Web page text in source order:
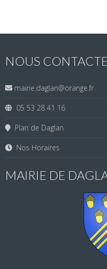
NOUS
mairie.daglan@orange.fr
05 53 28 41 16
Plan de Daglan
Nos Horaires
MAIRIE DE